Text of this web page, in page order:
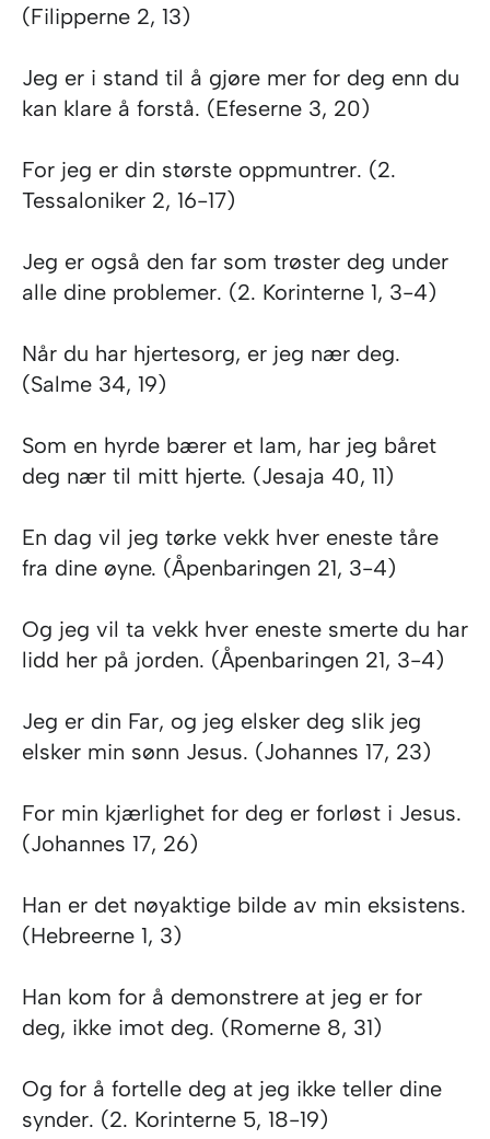
(Filipperne 2, 13)
Jeg er i stand til å gjøre mer for deg enn du
kan klare å forstå. (Efeserne 3, 20)
For jeg er din største oppmuntrer. (2.
Tessaloniker 2, 16-17)
Jeg er også den far som trøster deg under
alle dine problemer. (2. Korinterne 1, 3-4)
Når du har hjertesorg, er jeg nær deg.
(Salme 34, 19)
Som en hyrde bærer et lam, har jeg båret
deg nær til mitt hjerte. (Jesaja 40, 11)
En dag vil jeg tørke vekk hver eneste tåre
fra dine øyne. (Åpenbaringen 21, 3-4)
Og jeg vil ta vekk hver eneste smerte du har
lidd her på jorden. (Åpenbaringen 21, 3-4)
Jeg er din Far, og jeg elsker deg slik jeg
elsker min sønn Jesus. (Johannes 17, 23)
For min kjærlighet for deg er forløst i Jesus.
(Johannes 17, 26)
Han er det nøyaktige bilde av min eksistens.
(Hebreerne 1, 3)
Han kom for å demonstrere at jeg er for
deg, ikke imot deg. (Romerne 8, 31)
Og for å fortelle deg at jeg ikke teller dine
synder. (2. Korinterne 5, 18-19)